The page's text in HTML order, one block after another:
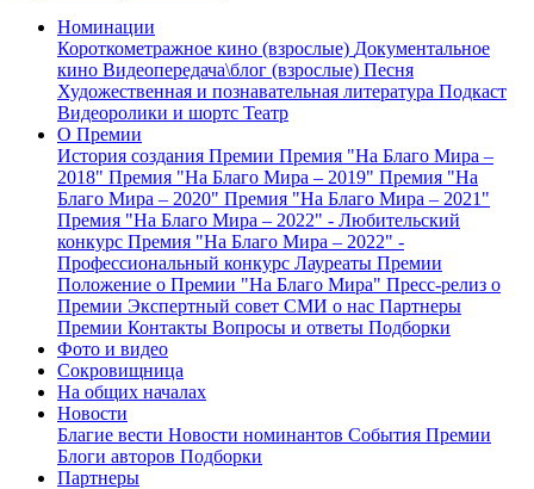
Номинации
Короткометражное кино (взрослые) Документальное
кино Видеопередача\блог (взрослые) Песня
Художественная и познавательная литература Подкаст
Видеоролики и шортс Театр
О Премии
История создания Премии Премия "На Благо Мира –
2018" Премия "На Благо Мира – 2019" Премия "На
Благо Мира – 2020" Премия "На Благо Мира – 2021"
Премия "На Благо Мира – 2022" - Любительский
конкурс Премия "На Благо Мира – 2022" -
Профессиональный конкурс Лауреаты Премии
Положение о Премии "На Благо Мира" Пресс-релиз о
Премии Экспертный совет СМИ о нас Партнеры
Премии Контакты Вопросы и ответы Подборки
Фото и видео
Сокровищница
На общих началах
Новости
Благие вести Новости номинантов События Премии
Блоги авторов Подборки
Партнеры